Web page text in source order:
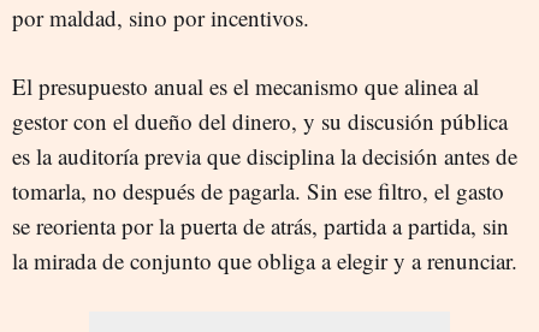
por maldad, sino por incentivos.
El presupuesto anual es el mecanismo que alinea al
gestor con el dueño del dinero, y su discusión pública
es la auditoría previa que disciplina la decisión antes de
tomarla, no después de pagarla. Sin ese filtro, el gasto
se reorienta por la puerta de atrás, partida a partida, sin
la mirada de conjunto que obliga a elegir y a renunciar.